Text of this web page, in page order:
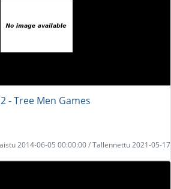
- Tree Men Games
2014-06-05 00:00:00 / Tallennettu 2021-05-17